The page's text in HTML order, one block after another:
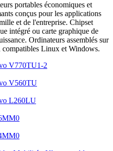
portables économiques et
conçus pour les applications
et de l'entreprise. Chipset
intégré ou carte graphique de
Ordinateurs assemblés sur
compatibles Linux et Windows.
V770TU1-2
V560TU
L260LU